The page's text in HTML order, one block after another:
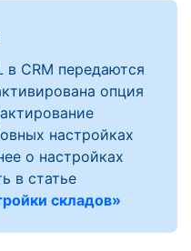
в CRM передаются
опция
настройках
о настройках
в статье
складов»